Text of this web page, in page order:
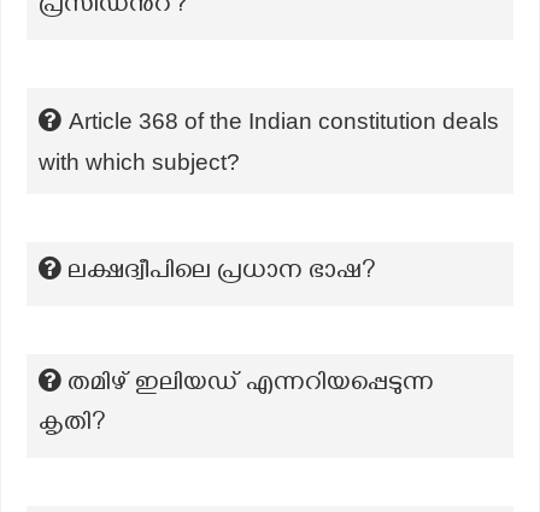
പ്രസിഡന്‍റ്?
Article 368 of the Indian constitution deals
with which subject?
ലക്ഷദ്വീപിലെ പ്രധാന ഭാഷ?
തമിഴ് ഇലിയഡ് എന്നറിയപ്പെടുന്ന
കൃതി?